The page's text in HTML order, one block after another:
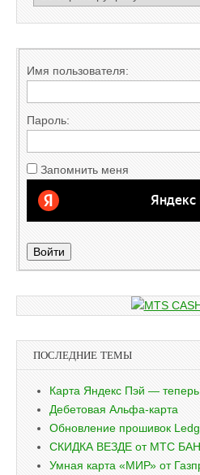
Имя пользователя:
Пароль:
Запомнить меня
Войти
ПОСЛЕДНИЕ ТЕМЫ
Карта Яндекс Пэй — теперь
Дебетовая Альфа-карта
Обновление прошивок
СКИДКА ВЕЗДЕ от МТС
Умная карта «МИР» от